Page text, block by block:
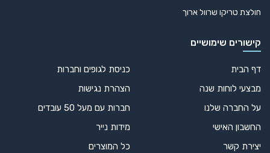
חולצת טריקו שרוול ארוך
קישורים שימושיים
דף הבית
מבצעי לוחות שנה
על החברה שלנו
החשבון האישי
יצירת קשר
כניסת לגופים וחברות
הצהרת נגישות
חברות עם מעל 50 עובדים
מידות נייר
כל המוצרים